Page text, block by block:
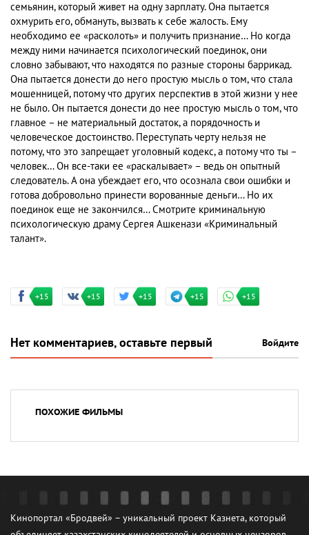
семьянин, который живет на одну зарплату. Она пытается
охмурить его, обмануть, вызвать к себе жалость. Ему
необходимо ее «расколоть» и получить признание… Но когда
между ними начинается психологический поединок, они
словно забывают, что находятся по разные стороны баррикад.
Она пытается донести до него простую мысль о том, что стала
мошенницей, потому что других перспектив в этой жизни у нее
не было. Он пытается донести до нее простую мысль о том, что
главное – не материальный достаток, а порядочность и
человеческое достоинство. Переступать черту нельзя не
потому, что это запрещает уголовный кодекс, а потому что ты –
человек… Он все-таки ее «раскалывает» – ведь он опытный
следователь. А она убеждает его, что осознала свои ошибки и
готова добровольно принести ворованные деньги… Но их
поединок еще не закончился… Смотрите криминальную
психологическую драму Сергея Ашкенази «Криминальный
талант».
+15 +15 +15 +15 +15
Нет комментариев, оставьте первый Войдите
ПОХОЖИЕ ФИЛЬМЫ
Кинопортал «Бродвей» – уникальный проект Казнета, который